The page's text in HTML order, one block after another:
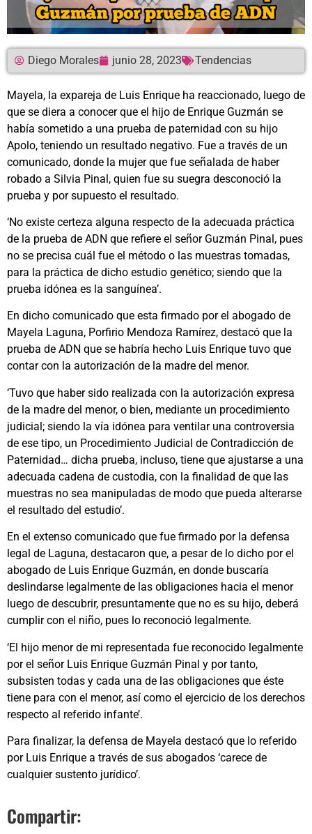
Diego Morales junio 28, 2023 Tendencias
Mayela, la expareja de Luis Enrique ha reaccionado, luego de
que se diera a conocer que el hijo de Enrique Guzmán se
había sometido a una prueba de paternidad con su hijo
Apolo, teniendo un resultado negativo. Fue a través de un
comunicado, donde la mujer que fue señalada de haber
robado a Silvia Pinal, quien fue su suegra desconoció la
prueba y por supuesto el resultado.
‘No existe certeza alguna respecto de la adecuada práctica
de la prueba de ADN que refiere el señor Guzmán Pinal, pues
no se precisa cuál fue el método o las muestras tomadas,
para la práctica de dicho estudio genético; siendo que la
prueba idónea es la sanguínea’.
En dicho comunicado que esta firmado por el abogado de
Mayela Laguna, Porfirio Mendoza Ramírez, destacó que la
prueba de ADN que se habría hecho Luis Enrique tuvo que
contar con la autorización de la madre del menor.
‘Tuvo que haber sido realizada con la autorización expresa
de la madre del menor, o bien, mediante un procedimiento
judicial; siendo la vía idónea para ventilar una controversia
de ese tipo, un Procedimiento Judicial de Contradicción de
Paternidad… dicha prueba, incluso, tiene que ajustarse a una
adecuada cadena de custodia, con la finalidad de que las
muestras no sea manipuladas de modo que pueda alterarse
el resultado del estudio’.
En el extenso comunicado que fue firmado por la defensa
legal de Laguna, destacaron que, a pesar de lo dicho por el
abogado de Luis Enrique Guzmán, en donde buscaría
deslindarse legalmente de las obligaciones hacia el menor
luego de descubrir, presuntamente que no es su hijo, deberá
cumplir con el niño, pues lo reconoció legalmente.
‘El hijo menor de mi representada fue reconocido legalmente
por el señor Luis Enrique Guzmán Pinal y por tanto,
subsisten todas y cada una de las obligaciones que éste
tiene para con el menor, así como el ejercicio de los derechos
respecto al referido infante’.
Para finalizar, la defensa de Mayela destacó que lo referido
por Luis Enrique a través de sus abogados ‘carece de
cualquier sustento jurídico’.
Compartir: